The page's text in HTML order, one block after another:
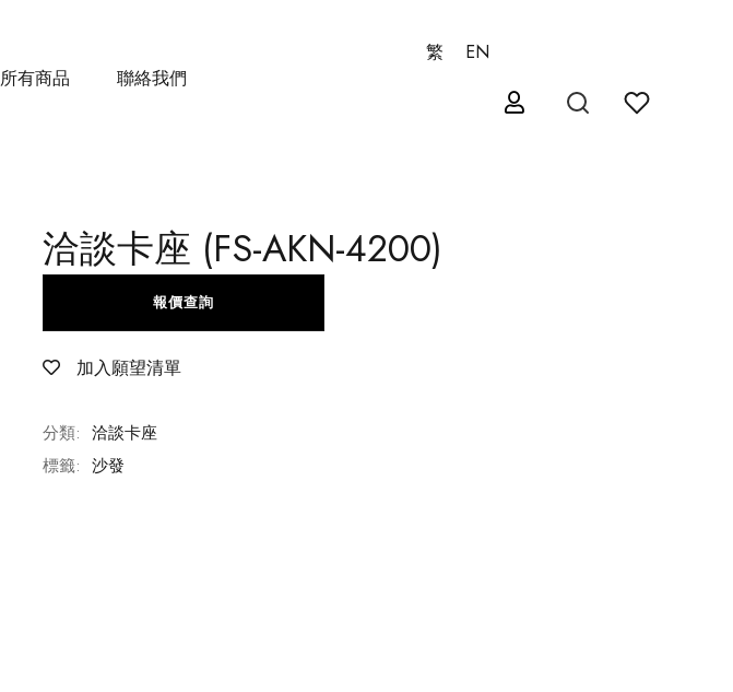
所有商品 聯絡我們
繁 EN
洽談卡座 (FS-AKN-4200)
加入願望清單
報價查詢
分類: 洽談卡座
標籤: 沙發